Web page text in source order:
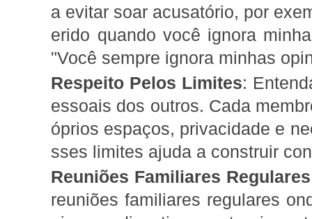
a evitar soar acusatório, por
erido quando você ignora
"Você sempre ignora minhas
Respeito Pelos Limites:
essoais dos outros. Cada
óprios espaços, privacidade e
sses limites ajuda a construir
Reuniões Familiares Regulares
reuniões familiares regulares